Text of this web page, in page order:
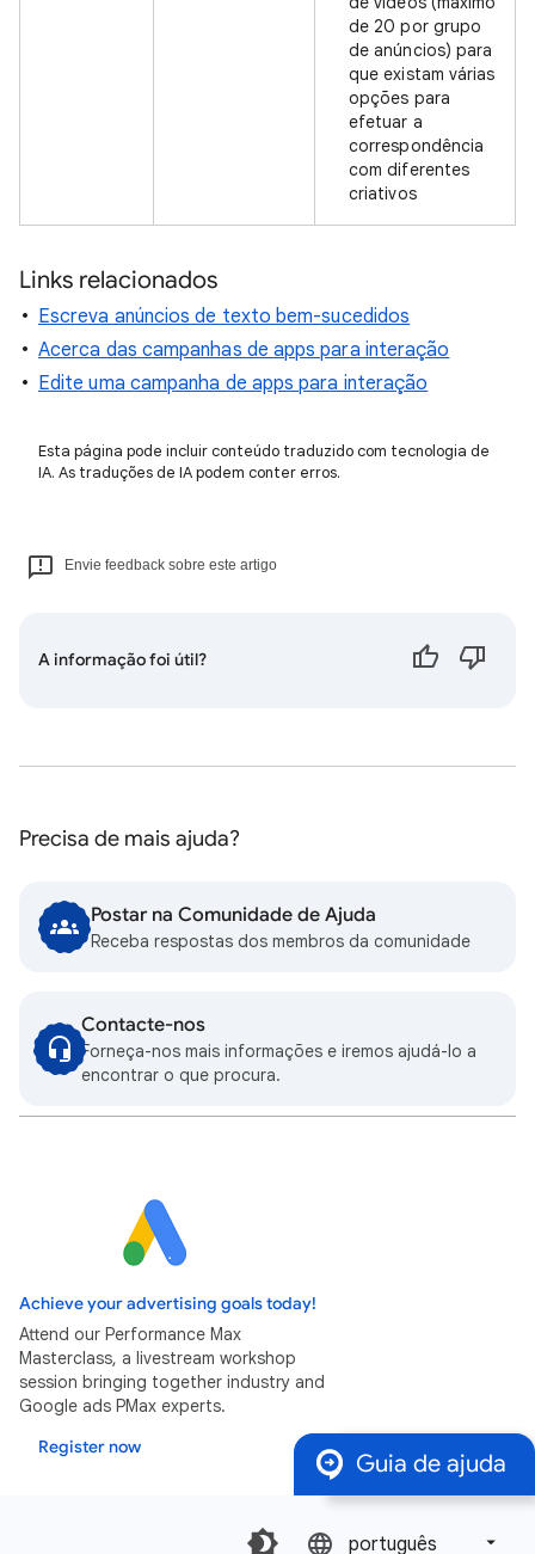
de 20 por grupo
de anúncios) para
que existam várias
opções para
efetuar a
correspondência
com diferentes
criativos
Links relacionados
Escreva anúncios de texto bem-sucedidos
Acerca das campanhas de apps para interação
Edite uma campanha de apps para interação
Esta página pode incluir conteúdo traduzido com tecnologia de
IA. As traduções de IA podem conter erros.
Envie feedback sobre este artigo
A informação foi útil?
Precisa de mais ajuda?
Postar na Comunidade de Ajuda
Receba respostas dos membros da comunidade
Contacte-nos
Forneça-nos mais informações e iremos ajudá-lo a
encontrar o que procura.
Achieve your advertising goals today!
Attend our Performance Max
Masterclass, a livestream workshop
session bringing together industry and
Google ads PMax experts.
Register now
português‎
Guia de ajuda